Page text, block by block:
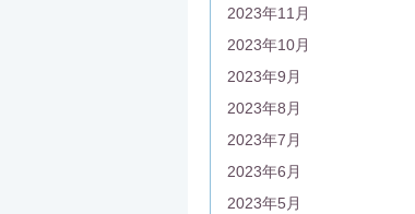
2023年11月
2023年10月
2023年9月
2023年8月
2023年7月
2023年6月
2023年5月